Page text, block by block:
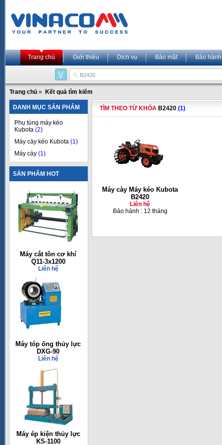
Trang chủ Giới thiệu Dịch vụ Bảo mật Bảo hành
Trang chủ » Kết quả tìm kiếm
DANH MỤC SẢN PHẨM
Phụ tùng máy kéo
Kubota (2)
Máy cày kéo Kubota (1)
Máy cày (1)
SẢN PHẨM HOT
Máy cắt tôn cơ khí
Q11-3x1200
Liên hệ
Máy tóp ống thủy lực
DXG-90
Liên hệ
Máy ép kiện thủy lực
KS-1100
TÌM THEO TỪ KHÓA B2420 (1)
Máy cày Máy kéo Kubota
B2420
Liên hệ
Bảo hành : 12 tháng